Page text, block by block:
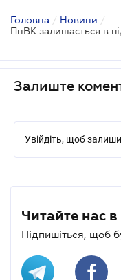
Головна / Новини /
ПнВК залишається в
Залиште
Увійдіть, щоб
Читайте нас
Підпишіться, щоб